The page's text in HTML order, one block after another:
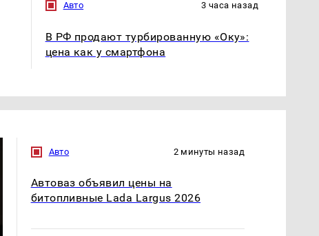
Авто 3 часа назад
В РФ продают турбированную «Оку»:
цена как у смартфона
Авто 2 минуты назад
Автоваз объявил цены на
битопливные Lada Largus 2026